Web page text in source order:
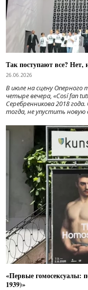
Так поступают все? Нет,
26.06.2026
В июле на сцену Оперного
четыре вечера, «Cosí fan
Серебренникова 2018
тогда, не упустить новую
«Первые гомосексуалы:
1939)»